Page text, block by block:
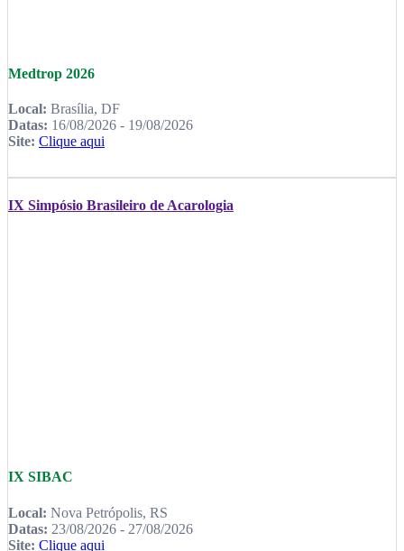
Medtrop 2026
Local: Brasília, DF
Datas: 16/08/2026 - 19/08/2026
Site: Clique aqui
IX Simpósio Brasileiro de Acarologia
IX SIBAC
Local: Nova Petrópolis, RS
Datas: 23/08/2026 - 27/08/2026
Site: Clique aqui